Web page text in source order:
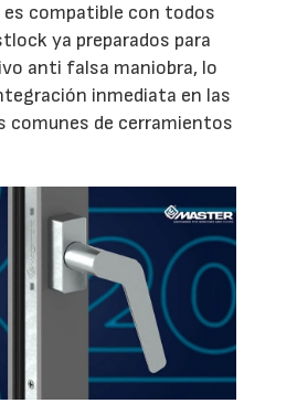
es compatible con todos
ya preparados para
anti falsa maniobra, lo
inmediata en las
comunes de cerramientos